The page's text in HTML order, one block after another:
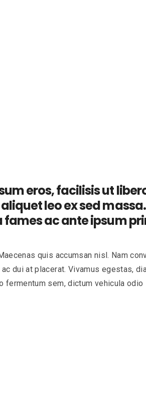
eros, facilisis ut
leo ex sed
ac ante ipsum
quis accumsan nisl. Nam
dui at placerat. Vivamus egestas,
sem, dictum vehicula odio